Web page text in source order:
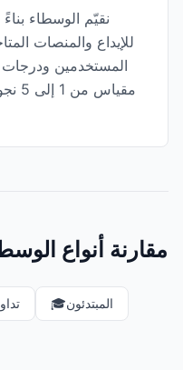
نقيّم الوسطاء
للإيداع والمنصات
المستخدمين
مقارنة أنواع
🎓المبتدئون